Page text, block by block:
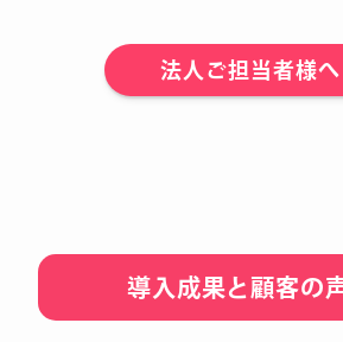
法人ご担当者様へ
導入成果と顧客の